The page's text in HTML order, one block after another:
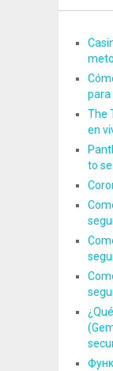
para
The
en
to